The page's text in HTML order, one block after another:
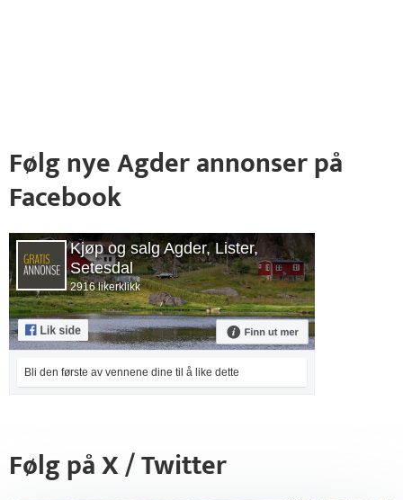
Følg nye Agder annonser på
Facebook
Kjøp og salg Agder, Lister,
Setesdal
2916 likerklikk
Bli den første av vennene dine til å like dette
Følg på X / Twitter